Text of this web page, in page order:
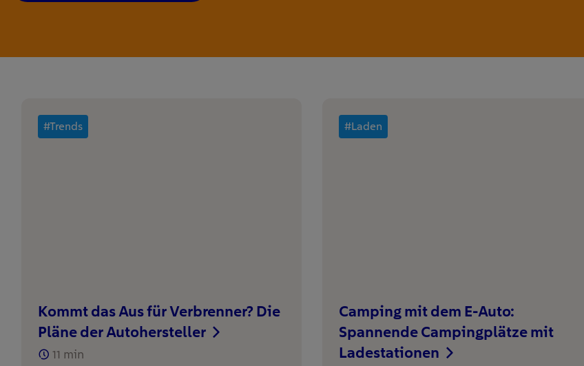
#Trends
Kommt das Aus für Verbrenner? Die
Pläne der Autohersteller
11 min
#Laden
Camping mit dem E-Auto:
Spannende Campingplätze mit
Ladestationen